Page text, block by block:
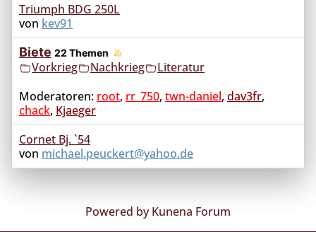
Triumph BDG 250L
von kev91
Biete 22 Themen
Vorkrieg Nachkrieg
Literatur
Moderatoren: root, rr_750, twn-daniel, dav3fr,
chack, Kjaeger
Cornet Bj. `54
von michael.peuckert@yahoo.de
Powered by Kunena Forum